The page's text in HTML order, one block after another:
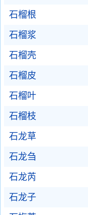
石榴根
石榴浆
石榴壳
石榴皮
石榴叶
石榴枝
石龙草
石龙刍
石龙芮
石龙子